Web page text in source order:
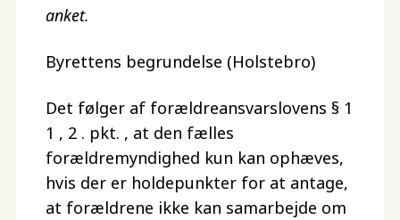
anket.
Byrettens begrundelse (Holstebro)
Det følger af forældreansvarslovens § 1
1 , 2 . pkt. , at den fælles
forældremyndighed kun kan ophæves,
hvis der er holdepunkter for at antage,
at forældrene ikke kan samarbejde om